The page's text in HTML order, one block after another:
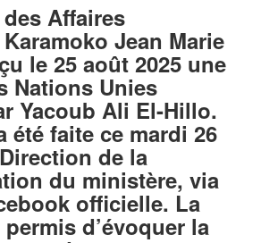
Affaires
Jean Marie
le 25 août 2025 une
Nations Unies
Yacoub Ali El-Hillo.
été faite ce mardi 26
de la
du ministère, via
officielle. La
d’évoquer la